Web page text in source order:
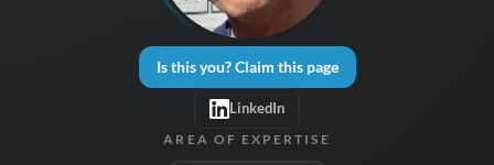
Is this you? Claim this page
LinkedIn
AREA OF EXPERTISE